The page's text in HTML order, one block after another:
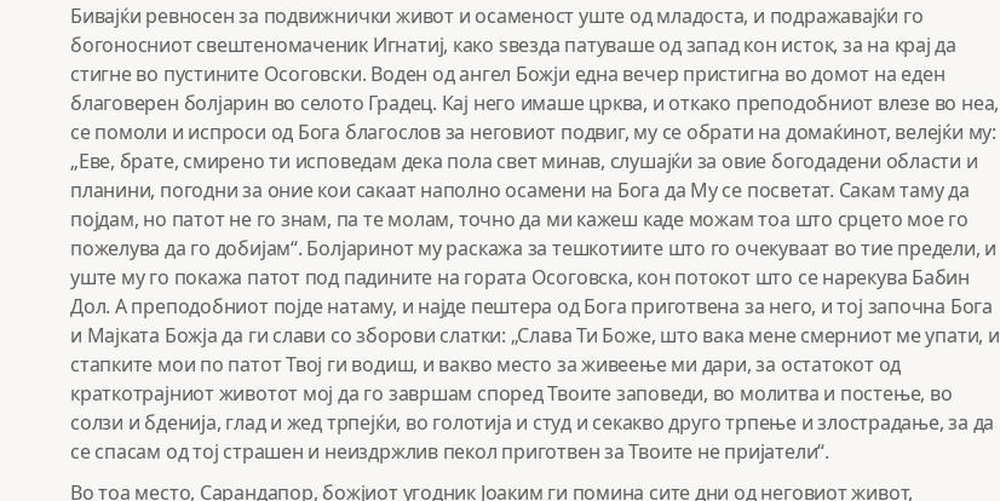
Бивајќи ревносен за подвижнички живот и осаменост уште од младоста, и подражавајќи го
богоносниот свештеномаченик Игнатиј, како ѕвезда патуваше од запад кон исток, за на крај да
стигне во пустините Осоговски. Воден од ангел Божји една вечер пристигна во домот на еден
благоверен болјарин во селото Градец. Кај него имаше црква, и откако преподобниот влезе во неа,
се помоли и испроси од Бога благослов за неговиот подвиг, му се обрати на домаќинот, велејќи му:
„Еве, брате, смирено ти исповедам дека пола свет минав, слушајќи за овие богодадени области и
планини, погодни за оние кои сакаат наполно осамени на Бога да Му се посветат. Сакам таму да
појдам, но патот не го знам, па те молам, точно да ми кажеш каде можам тоа што срцето мое го
пожелува да го добијам“. Болјаринот му раскажа за тешкотиите што го очекуваат во тие предели, и
уште му го покажа патот под падините на гората Осоговска, кон потокот што се нарекува Бабин
Дол. А преподобниот појде натаму, и најде пештера од Бога приготвена за него, и тој започна Бога
и Мајката Божја да ги слави со зборови слатки: „Слава Ти Боже, што вака мене смерниот ме упати, и
стапките мои по патот Твој ги водиш, и вакво место за живеење ми дари, за остатокот од
краткотрајниот животот мој да го завршам според Твоите заповеди, во молитва и постење, во
солзи и бденија, глад и жед трпејќи, во голотија и студ и секакво друго трпење и злострадање, за да
се спасам од тој страшен и неиздржлив пекол приготвен за Твоите не пријатели“.
Во тоа место, Сарандапор, божјиот угодник Јоаким ги помина сите дни од неговиот живот,